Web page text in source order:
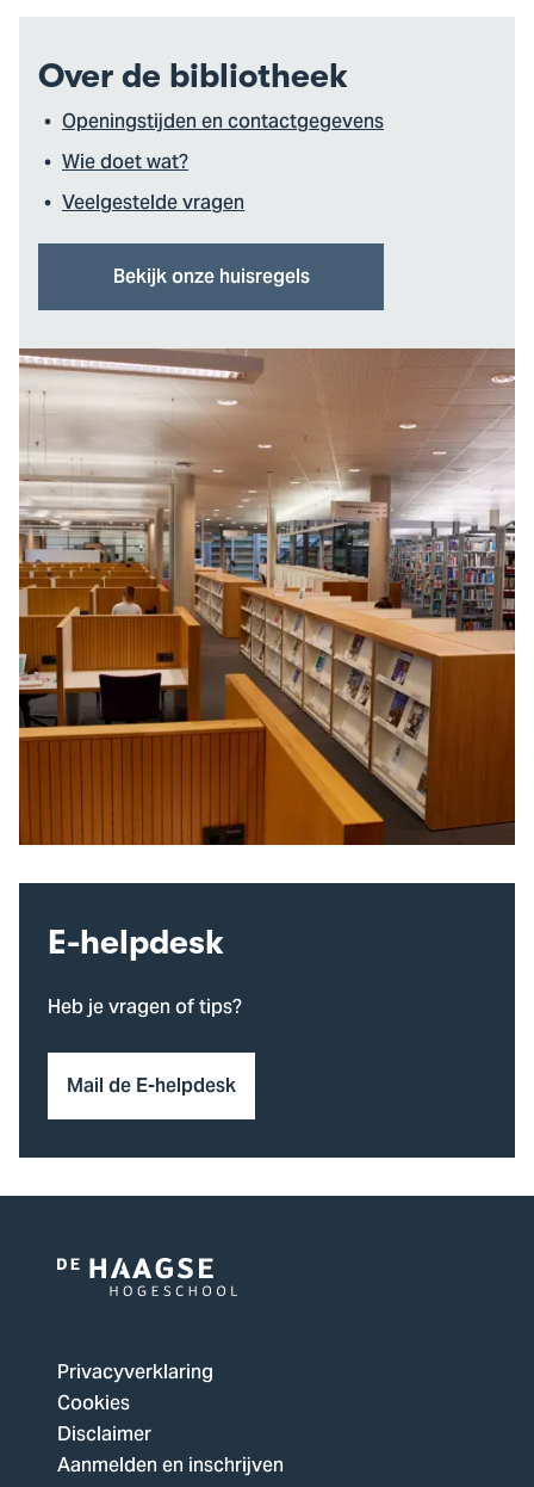
Over de bibliotheek
Openingstijden en contactgegevens
Wie doet wat?
Veelgestelde vragen
Bekijk onze huisregels
E-helpdesk
Heb je vragen of tips?
Mail de E-helpdesk
Logo
De
Haagse
Hogeschool,
ga
naar
Privacyverklaring
Cookies
Disclaimer
Aanmelden en inschrijven